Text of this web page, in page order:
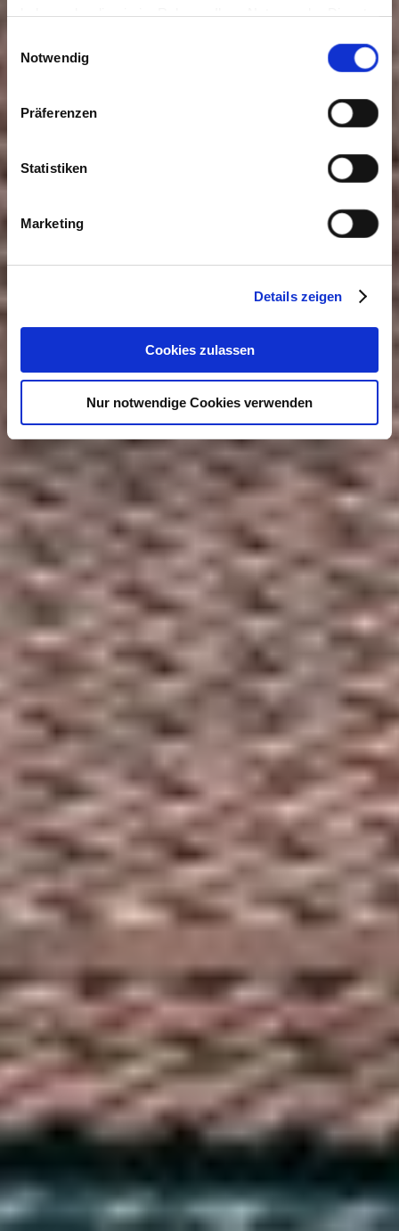
haben oder die sie im Rahmen Ihrer Nutzung der Dienste
Cookies, wenn Sie unsere Webseite weiterhin nutzen.
Notwendig
Präferenzen
Statistiken
Marketing
Details zeigen
Cookies zulassen
Nur notwendige Cookies verwenden